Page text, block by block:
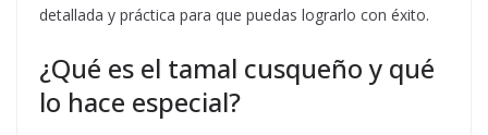
detallada y práctica para que puedas lograrlo con éxito.
¿Qué es el tamal cusqueño y qué
lo hace especial?